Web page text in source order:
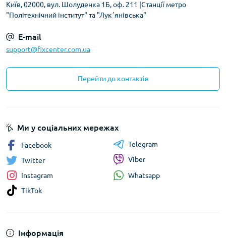
Київ, 02000, вул. Шолуденка 1Б, оф. 211 |Станції метро
"Політехнічний інститут" та "Лукʼянівська"
E-mail
support@fixcenter.com.ua
Перейти до контактів
Інформація
Ми у соціальних мережах
Facebook
Twitter
Instagram
TikTok
Telegram
Viber
Whatsapp